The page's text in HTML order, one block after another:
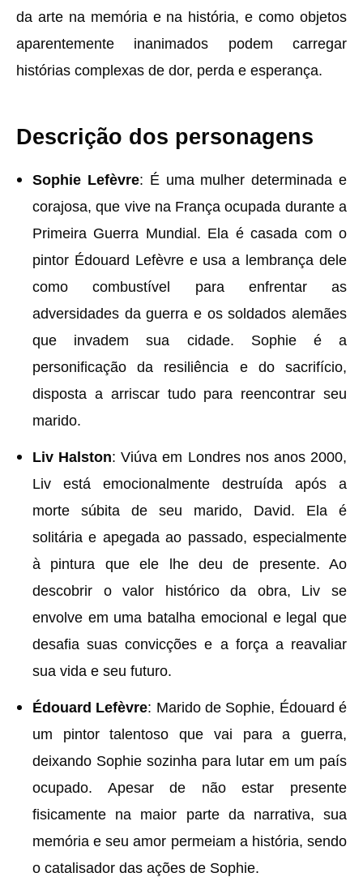
da arte na memória e na história, e como objetos
aparentemente inanimados podem carregar
histórias complexas de dor, perda e esperança.
Descrição dos personagens
Sophie Lefèvre: É uma mulher determinada e
corajosa, que vive na França ocupada durante a
Primeira Guerra Mundial. Ela é casada com o
pintor Édouard Lefèvre e usa a lembrança dele
como combustível para enfrentar as
adversidades da guerra e os soldados alemães
que invadem sua cidade. Sophie é a
personificação da resiliência e do sacrifício,
disposta a arriscar tudo para reencontrar seu
marido.
Liv Halston: Viúva em Londres nos anos 2000,
Liv está emocionalmente destruída após a
morte súbita de seu marido, David. Ela é
solitária e apegada ao passado, especialmente
à pintura que ele lhe deu de presente. Ao
descobrir o valor histórico da obra, Liv se
envolve em uma batalha emocional e legal que
desafia suas convicções e a força a reavaliar
sua vida e seu futuro.
Édouard Lefèvre: Marido de Sophie, Édouard é
um pintor talentoso que vai para a guerra,
deixando Sophie sozinha para lutar em um país
ocupado. Apesar de não estar presente
fisicamente na maior parte da narrativa, sua
memória e seu amor permeiam a história, sendo
o catalisador das ações de Sophie.